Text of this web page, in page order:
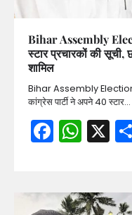
Bihar Assembly
स्टार प्रचारकों की
शामिल
Bihar Assembly Elections
कांग्रेस पार्टी ने अपने 40 स्टार…
X